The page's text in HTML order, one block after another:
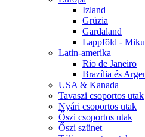
Izland
Grúzia
Gardaland
Lappföld -
Latin-amerika
Rio de Janeiro
Brazília és
USA & Kanada
Tavaszi csoportos utak
Nyári csoportos utak
Őszi csoportos utak
Őszi szünet